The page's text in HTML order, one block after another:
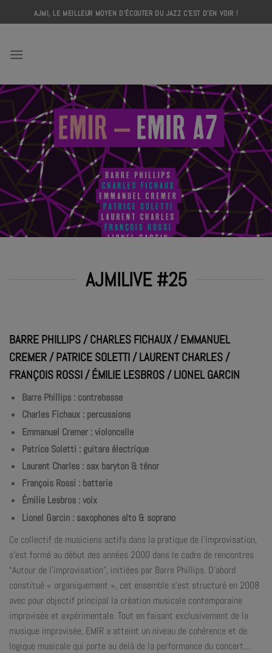
to
AJMI, LE MEILLEUR MOYEN D'ÉCOUTER DU JAZZ C'EST D'EN VOIR !
AJMILIVE #25
BARRE PHILLIPS / CHARLES FICHAUX / EMMANUEL
CREMER / PATRICE SOLETTI / LAURENT CHARLES /
FRANÇOIS ROSSI / ÉMILIE LESBROS / LIONEL GARCIN
Barre Phillips : contrebasse
Charles Fichaux : percussions
Emmanuel Cremer : violoncelle
Patrice Soletti : guitare électrique
Laurent Charles : sax baryton & ténor
François Rossi : batterie
Émilie Lesbros : voix
Lionel Garcin : saxophones alto & soprano
Ce collectif de musiciens actifs dans la pratique de l’improvisation,
s’est formé au début des années 2000 dans le cadre de rencontres
“Autour de l’improvisation”, initiées par Barre Phillips. D’abord
constitué « organiquement », cet ensemble s’est structuré en 2008
avec pour objectif principal la création musicale contemporaine
improvisée et expérimentale. Tout en faisant exclusivement de la
musique improvisée, EMIR a atteint un niveau de cohérence et de
logique musicale qui porte au delà de la performance du concert…